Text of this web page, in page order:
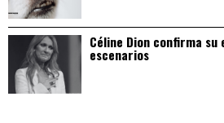
Céline Dion confirma
escenarios